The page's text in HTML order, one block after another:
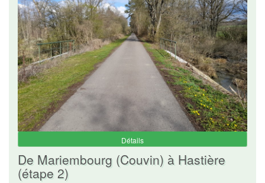
Détails
De Mariembourg (Couvin) à Hastière
(étape 2)